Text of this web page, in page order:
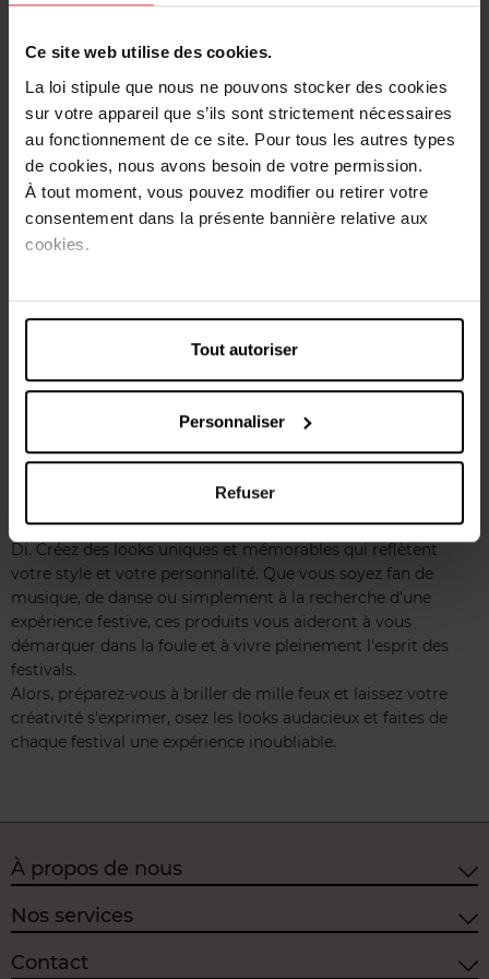
Ce site web utilise des cookies.
La loi stipule que nous ne pouvons stocker des cookies
sur votre appareil que s’ils sont strictement nécessaires
au fonctionnement de ce site. Pour tous les autres types
de cookies, nous avons besoin de votre permission.
À tout moment, vous pouvez modifier ou retirer votre
consentement dans la présente bannière relative aux
cookies.
Tout autoriser
Personnaliser
Refuser
look de festival, les strass sont indispensables. Du visage aux
permettent de scintiller et d'attirer tous les regards. Les
strass peuvent être facilement appliqués à l'aide d'une Colle
cosmétique + pinceau, disponible chez Di.
Touche finale :
Laissez libre cours à votre créativité et exprimez votre style
personnel avec les produits de maquillage éclatants de chez
Di. Créez des looks uniques et mémorables qui reflètent
votre style et votre personnalité. Que vous soyez fan de
musique, de danse ou simplement à la recherche d'une
expérience festive, ces produits vous aideront à vous
démarquer dans la foule et à vivre pleinement l'esprit des
festivals.
Alors, préparez-vous à briller de mille feux et laissez votre
créativité s'exprimer, osez les looks audacieux et faites de
chaque festival une expérience inoubliable.
À propos de nous
Nos services
Contact